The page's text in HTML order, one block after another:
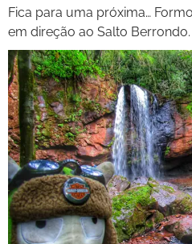
Fica para uma próxima…
em direção ao Salto Berrondo.